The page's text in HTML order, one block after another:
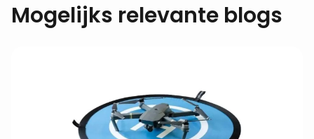
Mogelijks relevante blogs